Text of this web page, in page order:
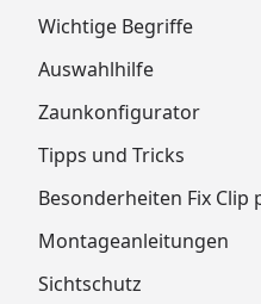
Wichtige Begriffe
Auswahlhilfe
Zaunkonfigurator
Tipps und Tricks
Besonderheiten Fix Clip
Montageanleitungen
Sichtschutz